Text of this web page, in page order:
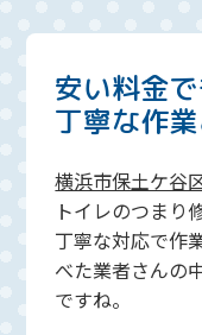
安い料金
丁寧な作業
横浜市保土ケ谷
トイレのつまり
丁寧な対応で作
べた業者さんの
ですね。